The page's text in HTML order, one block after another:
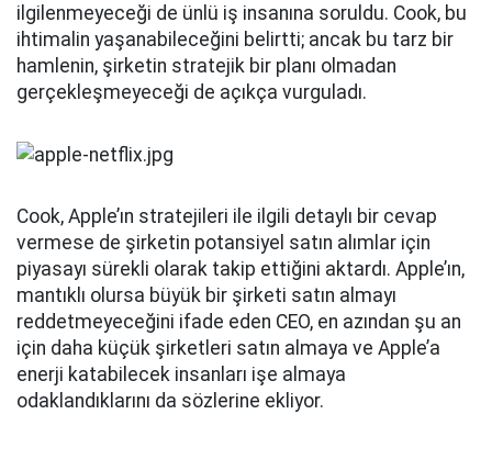
ilgilenmeyeceği de ünlü iş insanına soruldu. Cook, bu
ihtimalin yaşanabileceğini belirtti; ancak bu tarz bir
hamlenin, şirketin stratejik bir planı olmadan
gerçekleşmeyeceği de açıkça vurguladı.
Cook, Apple’ın stratejileri ile ilgili detaylı bir cevap
vermese de şirketin potansiyel satın alımlar için
piyasayı sürekli olarak takip ettiğini aktardı. Apple’ın,
mantıklı olursa büyük bir şirketi satın almayı
reddetmeyeceğini ifade eden CEO, en azından şu an
için daha küçük şirketleri satın almaya ve Apple’a
enerji katabilecek insanları işe almaya
odaklandıklarını da sözlerine ekliyor.